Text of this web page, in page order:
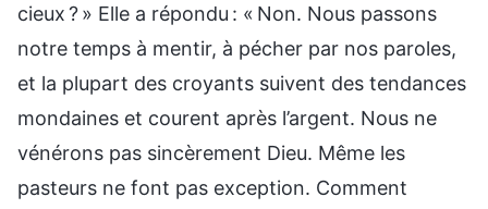
cieux ? » Elle a répondu : « Non. Nous passons
notre temps à mentir, à pécher par nos paroles,
et la plupart des croyants suivent des tendances
mondaines et courent après l’argent. Nous ne
vénérons pas sincèrement Dieu. Même les
pasteurs ne font pas exception. Comment